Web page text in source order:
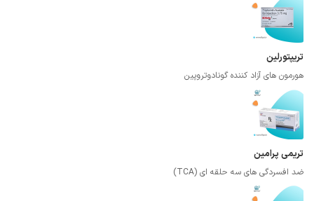
تریپتورلین
هورمون های آزاد کننده گونادوتروپین
تریمی پرامین
ضد افسردگی های سه حلقه ای (TCA)